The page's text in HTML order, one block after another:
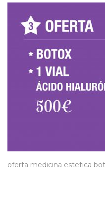
oferta medicina estetica